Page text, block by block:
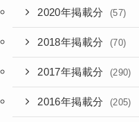
2020年掲載分 (57)
2018年掲載分 (70)
2017年掲載分 (290)
2016年掲載分 (205)